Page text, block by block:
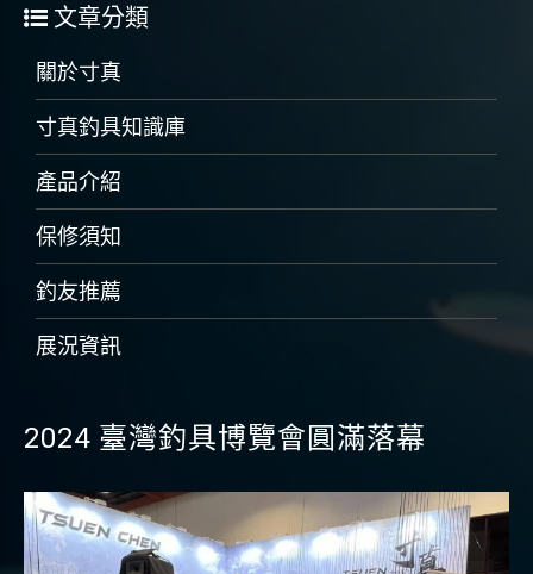
文章分類
關於寸真
寸真釣具知識庫
產品介紹
保修須知
釣友推薦
展況資訊
2024 臺灣釣具博覽會圓滿落幕